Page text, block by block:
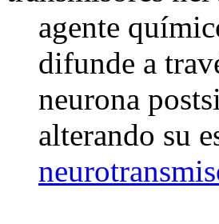
agente
difunde a
neurona
alterando su